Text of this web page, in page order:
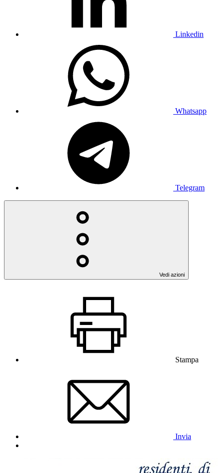
Linkedin
Whatsapp
Telegram
Vedi azioni
Stampa
Invia